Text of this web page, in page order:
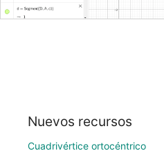
Nuevos recursos
Cuadrivértice ortocéntrico